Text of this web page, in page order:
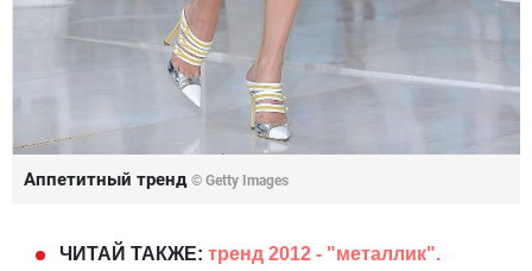
Аппетитный тренд © Getty Images
ЧИТАЙ ТАКЖЕ: тренд 2012 - "металлик".